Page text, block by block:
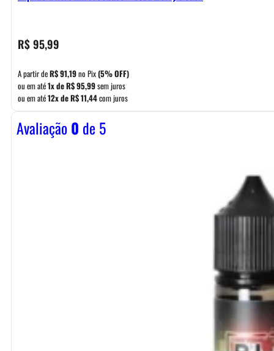
R$95,99
A partir deR$91,19no Pix(5% OFF)
ou em até1x deR$95,99sem juros
ou em até12x deR$11,44com juros
Avaliação0 de 5